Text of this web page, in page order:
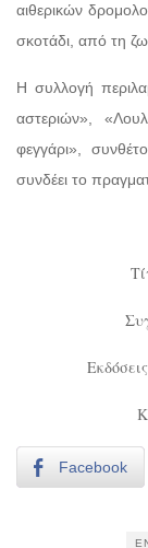
αιθερικών
σκοτάδι, από τη
Η συλλογή
αστεριών»,
φεγγάρι»,
συνδέει το
Facebook